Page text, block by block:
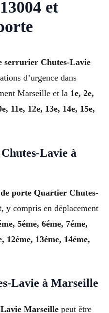
et
serrurier Chutes-Lavie
d’urgence dans
Marseille et la 1e, 2e,
11e, 12e, 13e, 14e, 15e,
Lavie à
porte Quartier Chutes-
y compris en déplacement
5éme, 6éme, 7éme,
12éme, 13éme, 14éme,
Lavie à Marseille
Marseille peut être